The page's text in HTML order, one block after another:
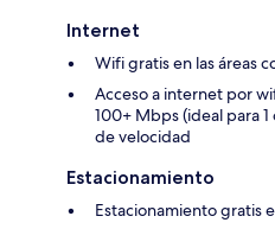
Internet
Wifi gratis en las áreas
Acceso a internet por
100+ Mbps (ideal para
de velocidad
Estacionamiento
Estacionamiento gratis